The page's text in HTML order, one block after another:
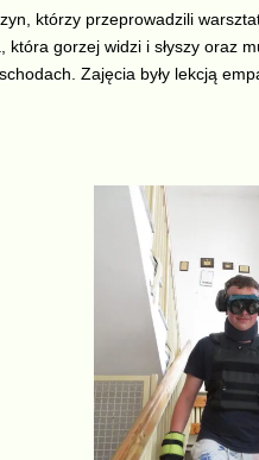
którzy przeprowadzili
gorzej widzi i słyszy oraz
Zajęcia były lekcją